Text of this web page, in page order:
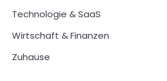
Technologie & SaaS
Wirtschaft & Finanzen
Zuhause